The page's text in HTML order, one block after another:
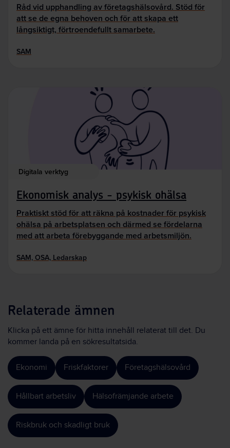
Råd vid upphandling av företagshälsovård. Stöd för
att se de egna behoven och för att skapa ett
långsiktigt, förtroendefullt samarbete.
SAM
Digitala verktyg
Ekonomisk analys - psykisk ohälsa
Praktiskt stöd för att räkna på kostnader för psykisk
ohälsa på arbetsplatsen och därmed se fördelarna
med att arbeta förebyggande med arbetsmiljön.
SAM, OSA, Ledarskap
Relaterade ämnen
Klicka på ett ämne för hitta innehåll relaterat till det. Du
kommer landa på en sökresultatsida.
Ekonomi Friskfaktorer Företagshälsovård
Hållbart arbetsliv Hälsofrämjande arbete
Riskbruk och skadligt bruk